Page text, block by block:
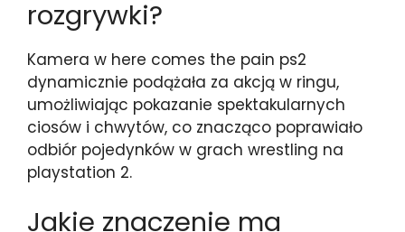
rozgrywki?
Kamera w here comes the pain ps2
dynamicznie podążała za akcją w ringu,
umożliwiając pokazanie spektakularnych
ciosów i chwytów, co znacząco poprawiało
odbiór pojedynków w grach wrestling na
playstation 2.
Jakie znaczenie ma